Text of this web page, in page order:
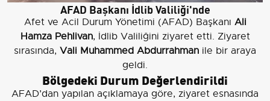
AFAD Başkanı İdlib Valiliği'nde
Afet ve Acil Durum Yönetimi (AFAD) Başkanı Ali
Hamza Pehlivan, İdlib Valiliğini ziyaret etti. Ziyaret
sırasında, Vali Muhammed Abdurrahman ile bir araya
geldi.
Bölgedeki Durum Değerlendirildi
AFAD’dan yapılan açıklamaya göre, ziyaret esnasında